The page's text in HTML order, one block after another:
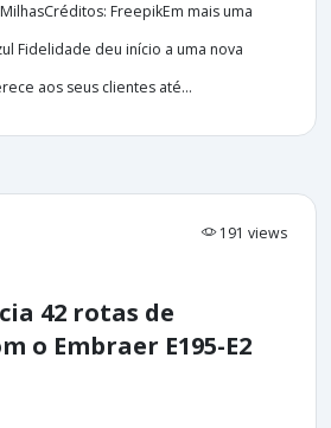
FreepikEm mais uma
Fidelidade deu início a uma nova
aos seus clientes até...
191 views
42 rotas de
o Embraer E195-E2